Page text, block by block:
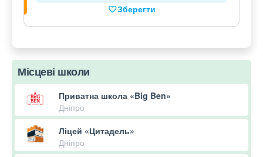
Зберегти
Місцеві школи
Приватна школа «Big Ben»
Дніпро
Ліцей «Цитадель»
Дніпро